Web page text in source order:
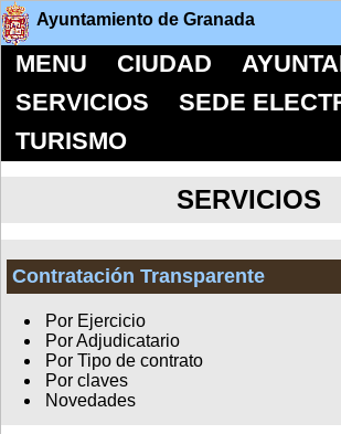
Ayuntamiento de Granada
MENU CIUDAD
SERVICIOS
SEDE
TURISMO
SERVICIOS
Contratación Transparente
Por Ejercicio
Por Adjudicatario
Por Tipo de contrato
Por claves
Novedades